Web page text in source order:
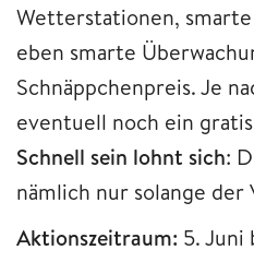
Wetterstationen,
eben smarte
Schnäppchenpreis. Je
eventuell noch ein
Schnell sein lohnt sich:
nämlich nur solange
Aktionszeitraum: 5. Juni